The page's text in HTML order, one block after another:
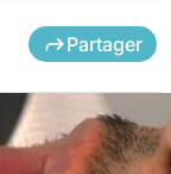
Partager